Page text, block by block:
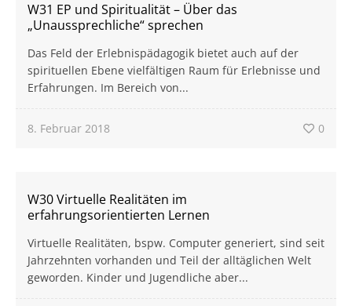
W31 EP und Spiritualität – Über das
„Unaussprechliche“ sprechen
Das Feld der Erlebnispädagogik bietet auch auf der
spirituellen Ebene vielfältigen Raum für Erlebnisse und
Erfahrungen. Im Bereich von...
8. Februar 2018 0
W30 Virtuelle Realitäten im
erfahrungsorientierten Lernen
Virtuelle Realitäten, bspw. Computer generiert, sind seit
Jahrzehnten vorhanden und Teil der alltäglichen Welt
geworden. Kinder und Jugendliche aber...